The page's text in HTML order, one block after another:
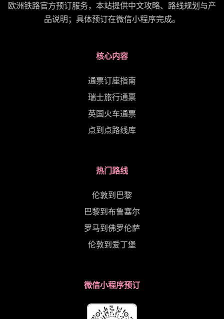
欧洲铁路官方预订服务，本站提供中文攻略、路线规划与产
品说明；具体预订在微信小程序完成。
核心内容
通票订座指南
瑞士旅行通票
英国火车通票
点到点路线库
热门路线
伦敦到巴黎
巴黎到布鲁塞尔
罗马到佛罗伦萨
伦敦到爱丁堡
微信小程序预订